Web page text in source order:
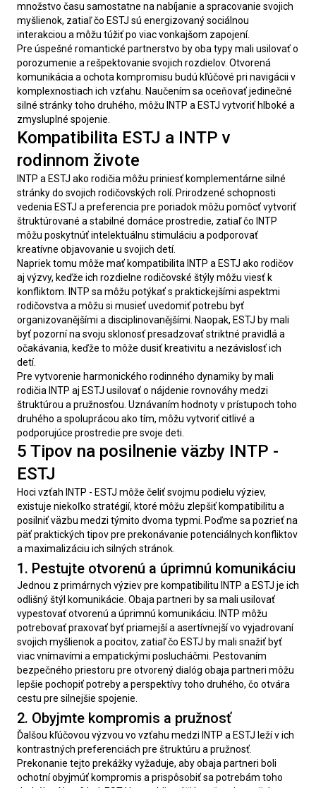
množstvo času samostatne na nabíjanie a spracovanie svojich
myšlienok, zatiaľ čo ESTJ sú energizovaný sociálnou
interakciou a môžu túžiť po viac vonkajšom zapojení.
Pre úspešné romantické partnerstvo by oba typy mali usilovať o
porozumenie a rešpektovanie svojich rozdielov. Otvorená
komunikácia a ochota kompromisu budú kľúčové pri navigácii v
komplexnostiach ich vzťahu. Naučením sa oceňovať jedinečné
silné stránky toho druhého, môžu INTP a ESTJ vytvoriť hlboké a
zmysluplné spojenie.
Kompatibilita ESTJ a INTP v
rodinnom živote
INTP a ESTJ ako rodičia môžu priniesť komplementárne silné
stránky do svojich rodičovských rolí. Prirodzené schopnosti
vedenia ESTJ a preferencia pre poriadok môžu pomôcť vytvoriť
štruktúrované a stabilné domáce prostredie, zatiaľ čo INTP
môžu poskytnúť intelektuálnu stimuláciu a podporovať
kreatívne objavovanie u svojich detí.
Napriek tomu môže mať kompatibilita INTP a ESTJ ako rodičov
aj výzvy, keďže ich rozdielne rodičovské štýly môžu viesť k
konfliktom. INTP sa môžu potýkať s praktickejšími aspektmi
rodičovstva a môžu si musieť uvedomiť potrebu byť
organizovanějšími a disciplinovanějšími. Naopak, ESTJ by mali
byť pozorní na svoju sklonosť presadzovať striktné pravidlá a
očakávania, keďže to môže dusiť kreativitu a nezávislosť ich
detí.
Pre vytvorenie harmonického rodinného dynamiky by mali
rodičia INTP aj ESTJ usilovať o nájdenie rovnováhy medzi
štruktúrou a pružnosťou. Uznávaním hodnoty v prístupoch toho
druhého a spoluprácou ako tím, môžu vytvoriť citlivé a
podporujúce prostredie pre svoje deti.
5 Tipov na posilnenie väzby INTP -
ESTJ
Hoci vzťah INTP - ESTJ môže čeliť svojmu podielu výziev,
existuje niekoľko stratégií, ktoré môžu zlepšiť kompatibilitu a
posilniť väzbu medzi týmito dvoma typmi. Poďme sa pozrieť na
päť praktických tipov pre prekonávanie potenciálnych konfliktov
a maximalizáciu ich silných stránok.
1. Pestujte otvorenú a úprimnú komunikáciu
Jednou z primárnych výziev pre kompatibilitu INTP a ESTJ je ich
odlišný štýl komunikácie. Obaja partneri by sa mali usilovať
vypestovať otvorenú a úprimnú komunikáciu. INTP môžu
potrebovať praxovať byť priamejší a asertívnejší vo vyjadrovaní
svojich myšlienok a pocitov, zatiaľ čo ESTJ by mali snažiť byť
viac vnímavími a empatickými poslucháčmi. Pestovaním
bezpečného priestoru pre otvorený dialóg obaja partneri môžu
lepšie pochopiť potreby a perspektívy toho druhého, čo otvára
cestu pre silnejšie spojenie.
2. Obyjmte kompromis a pružnosť
Ďalšou kľúčovou výzvou vo vzťahu medzi INTP a ESTJ leží v ich
kontrastných preferenciách pre štruktúru a pružnosť.
Prekonanie tejto prekážky vyžaduje, aby obaja partneri boli
ochotní obyjmúť kompromis a prispôsobiť sa potrebám toho